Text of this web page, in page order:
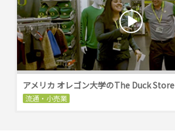
アメリカ オレゴン大学のThe Duck Store
流通・小売業